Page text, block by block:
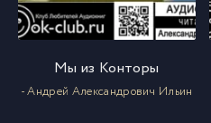
Мы из Конторы
- Андрей Александрович Ильин